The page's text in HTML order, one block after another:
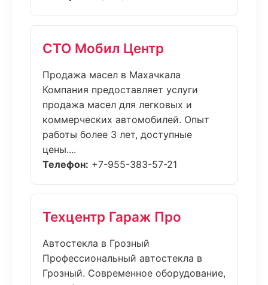
СТО Мобил Центр
Продажа масел в Махачкала
Компания предоставляет услуги
продажа масел для легковых и
коммерческих автомобилей. Опыт
работы более 3 лет, доступные
цены....
Телефон: +7-955-383-57-21
Техцентр Гараж Про
Автостекла в Грозный
Профессиональный автостекла в
Грозный. Современное оборудование,